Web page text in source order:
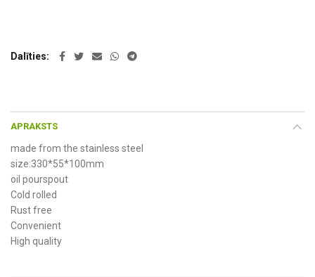
Dalīties
APRAKSTS
made from the stainless steel
size:330*55*100mm
oil pourspout
Cold rolled
Rust free
Convenient
High quality